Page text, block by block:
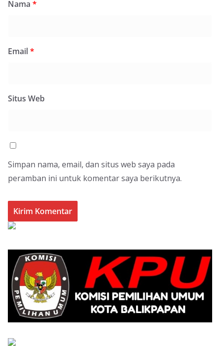
Nama *
Email*
Situs Web
Simpan nama, email, dan situs web saya pada
peramban ini untuk komentar saya berikutnya.